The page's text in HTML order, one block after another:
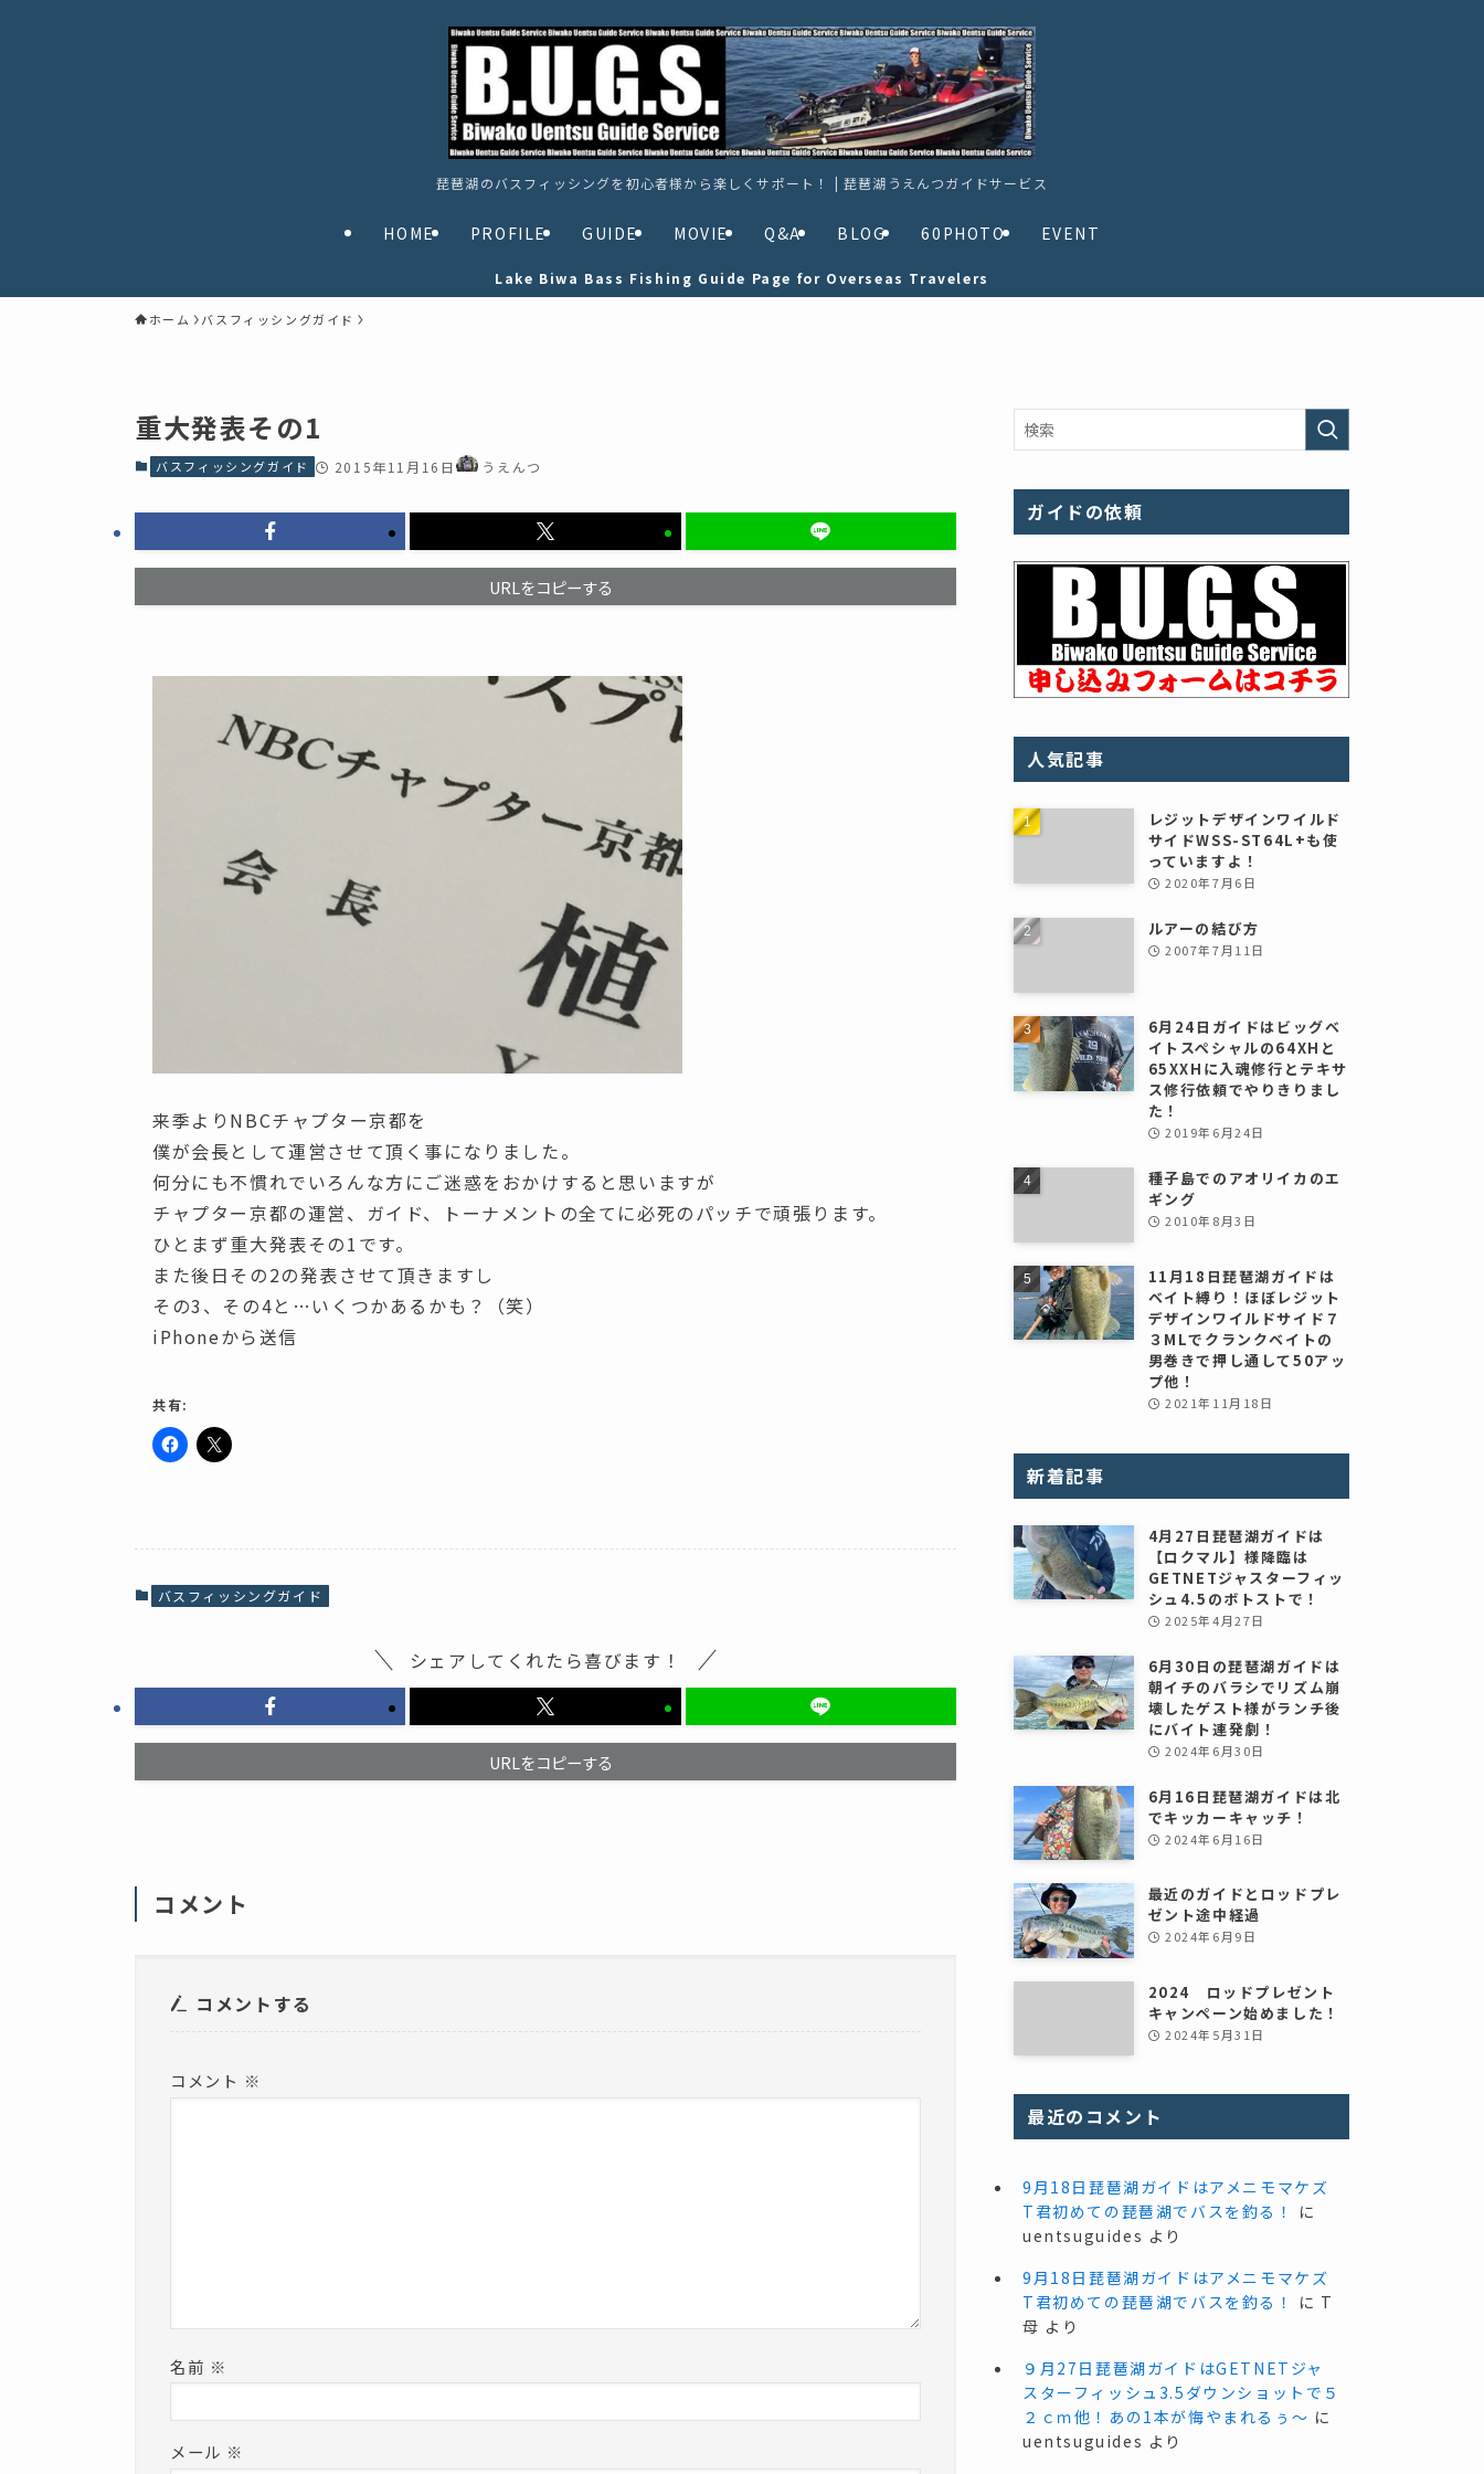
琵琶湖のバスフィッシングを初心者様から楽しくサポート！ | 琵琶湖うえんつガイドサービス
HOME PROFILE GUIDE MOVIE Q&A BLOG 60PHOTO EVENT
Lake Biwa Bass Fishing Guide Page for Overseas Travelers
ホーム バスフィッシングガイド
重大発表その1
バスフィッシングガイド 2015年11月16日 うえんつ
URLをコピーする
来季よりNBCチャプター京都を
僕が会長として運営させて頂く事になりました。
何分にも不慣れでいろんな方にご迷惑をおかけすると思いますが
チャプター京都の運営、ガイド、トーナメントの全てに必死のパッチで頑張ります。
ひとまず重大発表その1です。
また後日その2の発表させて頂きますし
その3、その4と…いくつかあるかも？（笑）
iPhoneから送信
共有:
F
o
共
有
リ
て
だ
ン
ド
す
ク
X
有
(
ン
開
ま
バスフィッシングガイド
シェアしてくれたら喜びます！
URLをコピーする
コメント
コメントする
コメント ※
名前 ※
メール ※
ガイドの依頼
人気記事
レジットデザインワイルド
サイドWSS-ST64L+も使
っていますよ！
2020年7月6日
ルアーの結び方
2007年7月11日
6月24日ガイドはビッグベ
イトスペシャルの64XHと
65XXHに入魂修行とテキサ
ス修行依頼でやりきりまし
た！
2019年6月24日
種子島でのアオリイカのエ
ギング
2010年8月3日
11月18日琵琶湖ガイドは
ベイト縛り！ほぼレジット
デザインワイルドサイド７
３MLでクランクベイトの
男巻きで押し通して50アッ
プ他！
2021年11月18日
新着記事
4月27日琵琶湖ガイドは
【ロクマル】様降臨は
GETNETジャスターフィッ
シュ4.5のボトストで！
2025年4月27日
6月30日の琵琶湖ガイドは
朝イチのバラシでリズム崩
壊したゲスト様がランチ後
にバイト連発劇！
2024年6月30日
6月16日琵琶湖ガイドは北
でキッカーキャッチ！
2024年6月16日
最近のガイドとロッドプレ
ゼント途中経過
2024年6月9日
2024 ロッドプレゼント
キャンペーン始めました！
2024年5月31日
最近のコメント
9月18日琵琶湖ガイドはアメニモマケズ
T君初めての琵琶湖でバスを釣る！
に
uentsuguides より
9月18日琵琶湖ガイドはアメニモマケズ
T君初めての琵琶湖でバスを釣る！
に T
母 より
９月27日琵琶湖ガイドはGETNETジャ
スターフィッシュ3.5ダウンショットで５
２ｃｍ他！あの1本が悔やまれるぅ～ に
uentsuguides より